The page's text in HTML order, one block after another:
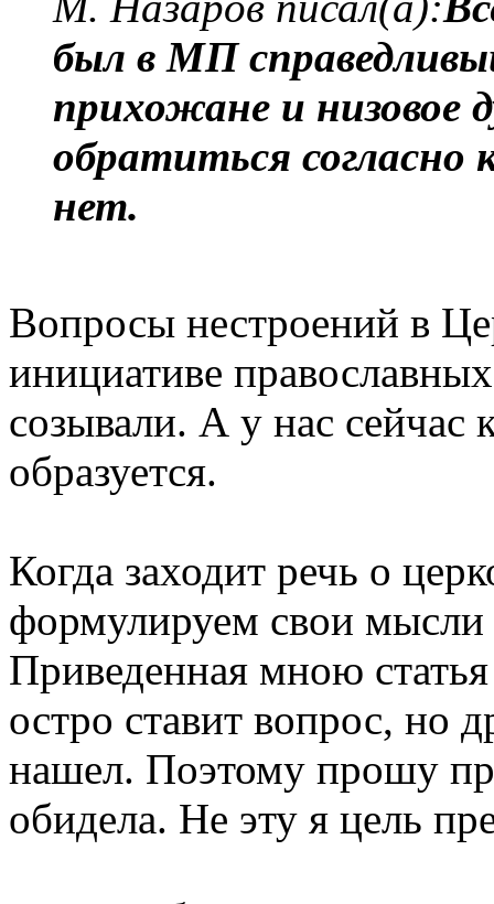
был в МП
прихожане и низовое
обратиться согласно
нет.
Вопросы нестроений в
инициативе
созывали. А у нас сейчас
образуется.
Когда заходит речь о
формулируем свои
Приведенная мною
остро ставит вопрос, но
нашел. Поэтому прошу
обидела. Не эту я цель